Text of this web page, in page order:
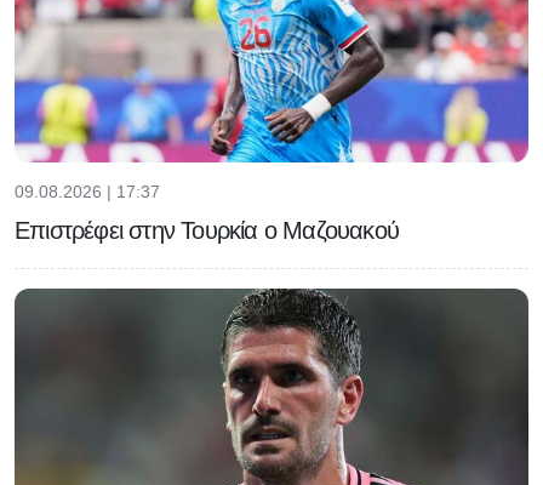
09.08.2026 | 17:37
Επιστρέφει στην Τουρκία ο Μαζουακού